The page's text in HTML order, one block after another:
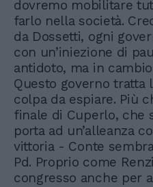
dovremo mobilitare
farlo nella società.
da Dossetti, ogni
con un’iniezione di
antidoto, ma in
Questo governo tratta
colpa da espiare. Più
finale di Cuperlo, che
porta ad un’alleanza
vittoria - Conte
Pd. Proprio come
congresso anche per